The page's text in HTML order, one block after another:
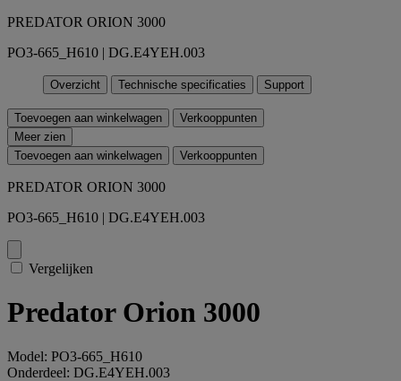
PREDATOR ORION 3000
PO3-665_H610 | DG.E4YEH.003
Overzicht Technische specificaties Support
Toevoegen aan winkelwagen
Verkooppunten
Meer zien
Toevoegen aan winkelwagen
Verkooppunten
PREDATOR ORION 3000
PO3-665_H610 | DG.E4YEH.003
Vergelijken
Predator Orion 3000
Model: PO3-665_H610
Onderdeel: DG.E4YEH.003